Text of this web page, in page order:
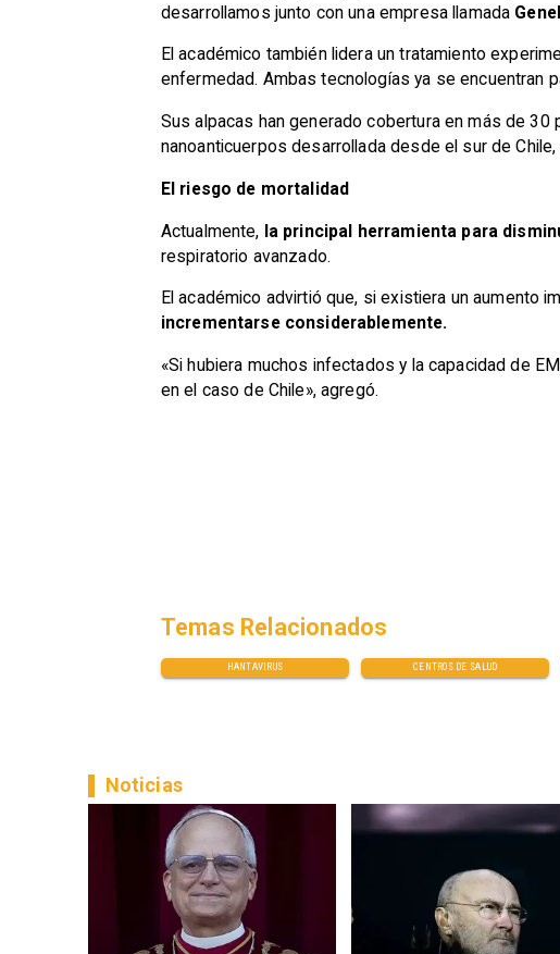
desarrollamos junto con una empresa llamada
El académico también lidera un tratamiento
enfermedad. Ambas tecnologías ya se encuentran
Sus alpacas han generado cobertura en más de
nanoanticuerpos desarrollada desde el sur de
El riesgo de mortalidad
Actualmente, la principal herramienta para
respiratorio avanzado.
El académico advirtió que, si existiera un aumento
incrementarse considerablemente.
«Si hubiera muchos infectados y la capacidad de
en el caso de Chile», agregó.
HANTAVIRUS CENTROS DE SALUD
Temas Relacionados
Noticias